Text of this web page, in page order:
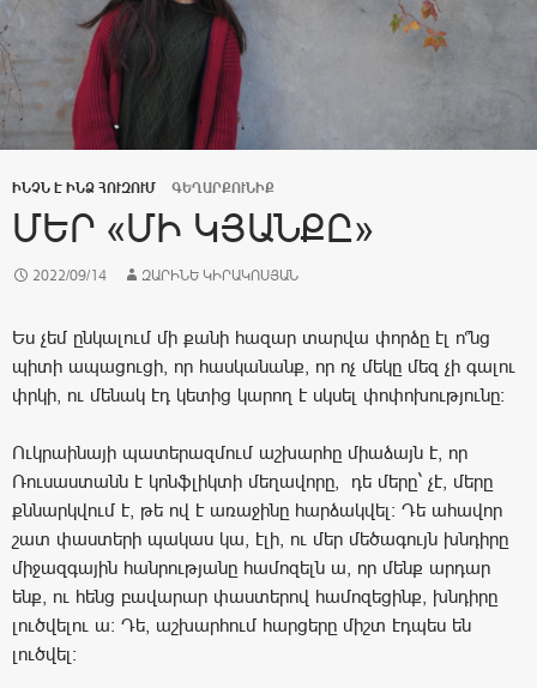
ԻՆՉՆ Է ԻՆՁ ՀՈՒԶՈՒՄ ԳԵՂԱՐՔՈՒՆԻՔ
ՄԵՐ «ՄԻ ԿՅԱՆՔԸ»
2022/09/14 ԶԱՐԻՆԵ ԿԻՐԱԿՈՍՅԱՆ
Ես չեմ ընկալում մի քանի հազար տարվա փորձը էլ ո՞նց
պիտի ապացուցի, որ հասկանանք, որ ոչ մեկը մեզ չի գալու
փրկի, ու մենակ էդ կետից կարող է սկսել փոփոխությունը:
Ուկրաինայի պատերազմում աշխարհը միաձայն է, որ
Ռուսաստանն է կոնֆլիկտի մեղավորը, դե մերը` չէ, մերը
քննարկվում է, թե ով է առաջինը հարձակվել: Դե ահավոր
շատ փաստերի պակաս կա, էլի, ու մեր մեծագույն խնդիրը
միջազգային հանրությանը համոզելն ա, որ մենք արդար
ենք, ու հենց բավարար փաստերով համոզեցինք, խնդիրը
լուծվելու ա: Դե, աշխարհում հարցերը միշտ էդպես են
լուծվել: